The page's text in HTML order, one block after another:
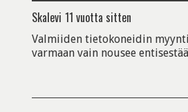
Skalevi 11 vuotta sitten
Valmiiden tietokoneidin
varmaan vain nousee